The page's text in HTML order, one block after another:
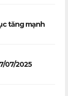
tăng mạnh
07/2025